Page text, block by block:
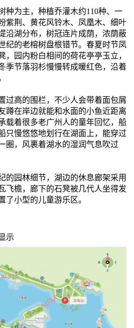
种为主，种植乔灌木约110种、一
紫荆、黄花风铃木、凤凰木、细叶
沿湖分布，树冠连片成荫，浓荫蔽
纪的老榕树盘根错节。春夏时节凤
，园内粉白相间的荷花亭亭玉立，
季节落羽杉慢慢转成暖红色，沿着
过高的围栏，不少人会带着面包屑
蹲在岸边就能和水面的小鱼近距离
载着很多老广州人的童年回忆，船
只慢悠悠地划行在湖面上，能穿过
圈，风裹着湖水的湿润气息吹过
的园林细节，湖边的休息廊架采用
飞檐，廊下的石凳被几代人坐得发
了小型的儿童游乐区。
示